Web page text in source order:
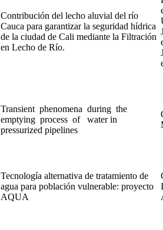
Contribución del lecho aluvial del río
Cauca para garantizar la seguridad hídrica
de la ciudad de Cali mediante la Filtración
en Lecho de Río.
Transient phenomena during the
emptying process of water in
pressurized pipelines
Tecnología alternativa de tratamiento de
agua para población vulnerable: proyecto
AQUA